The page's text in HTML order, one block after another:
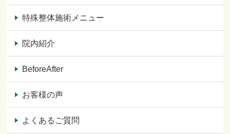
特殊整体施術メニュー
院内紹介
BeforeAfter
お客様の声
よくあるご質問